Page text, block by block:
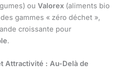
ou Valorex (aliments bio
gammes « zéro déchet »,
croissante pour
.
Attractivité : Au-Delà de